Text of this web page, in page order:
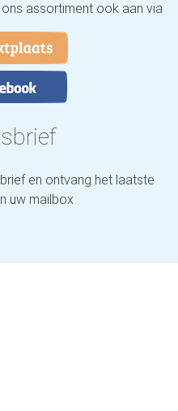
assortiment ook aan via
en ontvang het laatste
uw mailbox